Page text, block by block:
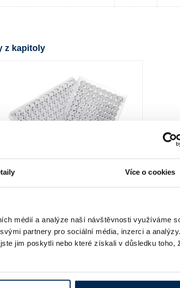
Více o cookies
médií a analýze naší návštěvnosti využíváme
partnery pro sociální média, inzerci a
jim poskytli nebo které získali v důsledku toho,
z kapitoly
Mikrotitrační destička, 96 jamek
8 řad po 12 jamkách. Jamky označeny
vyduté. Sterilní i nesterilní provedení.
od 3 007 Kč podrobnosti